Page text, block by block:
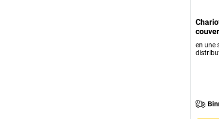
en une